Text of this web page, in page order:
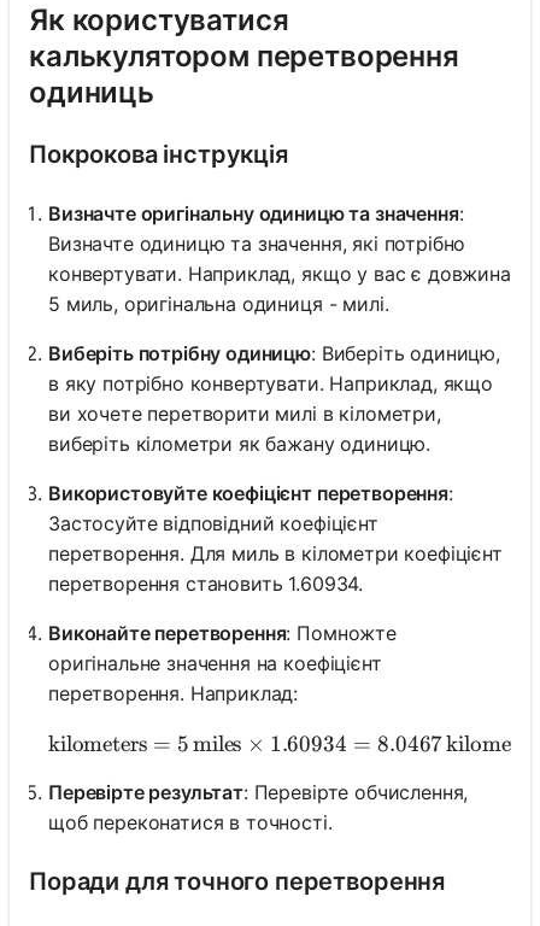
Як користуватися
калькулятором перетворення
одиниць
Покрокова інструкція
Визначте оригінальну одиницю та значення:
Визначте одиницю та значення, які потрібно
конвертувати. Наприклад, якщо у вас є довжина
5 миль, оригінальна одиниця - милі.
Виберіть потрібну одиницю: Виберіть одиницю,
в яку потрібно конвертувати. Наприклад, якщо
ви хочете перетворити милі в кілометри,
виберіть кілометри як бажану одиницю.
Використовуйте коефіцієнт перетворення:
Застосуйте відповідний коефіцієнт
перетворення. Для миль в кілометри коефіцієнт
перетворення становить 1.60934.
Виконайте перетворення: Помножте
оригінальне значення на коефіцієнт
перетворення. Наприклад:
\text{kilometers} = 5 \,
kilometers = 5miles × 1.60934 = 8.0467
Перевірте результат: Перевірте обчислення,
щоб переконатися в точності.
Поради для точного перетворення